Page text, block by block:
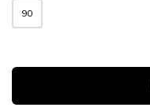
90